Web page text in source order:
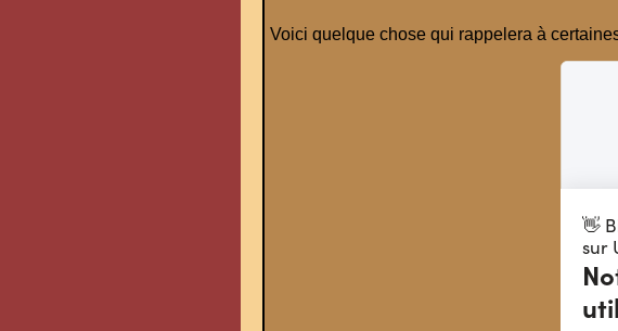
Voici quelque chose qui rappelera à